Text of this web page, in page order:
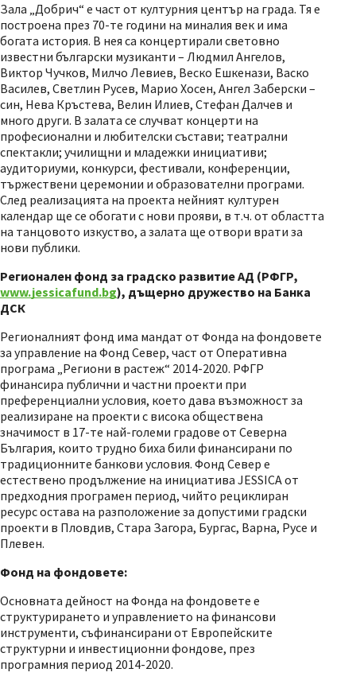
Зала „Добрич“ е част от културния център на града. Тя е
построена през 70-те години на миналия век и има
богата история. В нея са концертирали световно
известни български музиканти – Людмил Ангелов,
Виктор Чучков, Милчо Левиев, Веско Ешкенази, Васко
Василев, Светлин Русев, Марио Хосен, Ангел Заберски –
син, Нева Кръстева, Велин Илиев, Стефан Далчев и
много други. В залата се случват концерти на
професионални и любителски състави; театрални
спектакли; училищни и младежки инициативи;
аудиториуми, конкурси, фестивали, конференции,
тържествени церемонии и образователни програми.
След реализацията на проекта нейният културен
календар ще се обогати с нови прояви, в т.ч. от областта
на танцовото изкуство, а залата ще отвори врати за
нови публики.
Регионален фонд за градско развитие АД (РФГР,
www.jessicafund.bg), дъщерно дружество на Банка
ДСК
Регионалният фонд има мандат от Фонда на фондовете
за управление на Фонд Север, част от Оперативна
програма „Региони в растеж“ 2014-2020. РФГР
финансира публични и частни проекти при
преференциални условия, което дава възможност за
реализиране на проекти с висока обществена
значимост в 17-те най-големи градове от Северна
България, които трудно биха били финансирани по
традиционните банкови условия. Фонд Север е
естествено продължение на инициатива JESSICA от
предходния програмен период, чийто рециклиран
ресурс остава на разположение за допустими градски
проекти в Пловдив, Стара Загора, Бургас, Варна, Русе и
Плевен.
Фонд на фондовете:
Основната дейност на Фонда на фондовете е
структурирането и управлението на финансови
инструменти, съфинансирани от Европейските
структурни и инвестиционни фондове, през
програмния период 2014-2020.